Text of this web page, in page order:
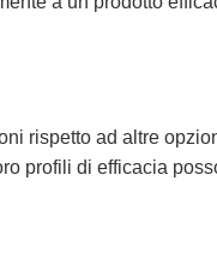
rispetto ad altre
profili di efficacia